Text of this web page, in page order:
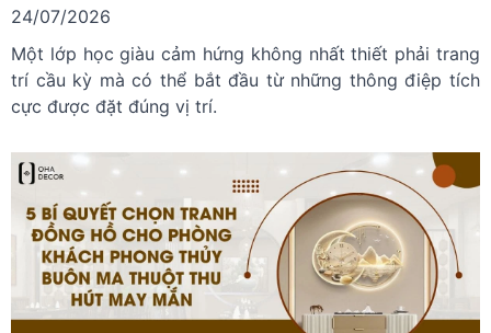
24/07/2026
Một lớp học giàu cảm hứng không nhất thiết phải trang
trí cầu kỳ mà có thể bắt đầu từ những thông điệp tích
cực được đặt đúng vị trí.